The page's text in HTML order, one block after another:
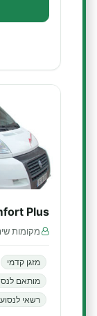
Plus
מקומות
מזגן קדמי
מותאם
רשאי